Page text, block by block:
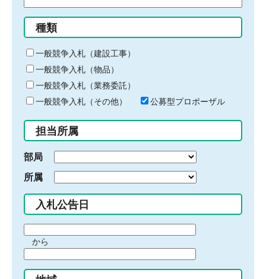
る
キ
ー
ワ
ー
ド
入
力
種類
一般競争入札（建設工事）
一般競争入札（物品）
一般競争入札（業務委託）
一般競争入札（その他）
公募型プロポーザル
担当所属
部局
所属
入札公告日
間
始
から
間